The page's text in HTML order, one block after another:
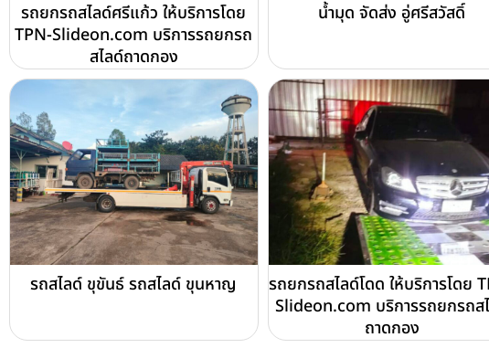
รถยกรถสไลด์ศรีแก้ว ให้บริการโดย
TPN-Slideon.com บริการรถยกรถ
สไลด์ถาดกอง
น้ำมุด จัดส่ง อู่ศรีสวัสดิ์
รถสไลด์ ขุขันธ์ รถสไลด์ ขุนหาญ
รถยกรถสไลด์โดด ให้บริการโดย
Slideon.com บริการรถยกรถส
ถาดกอง